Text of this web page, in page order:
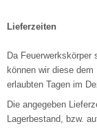
Lieferzeiten
Da Feuerwerkskörper
können wir diese
erlaubten Tagen im
Die angegeben
Lagerbestand, bzw.